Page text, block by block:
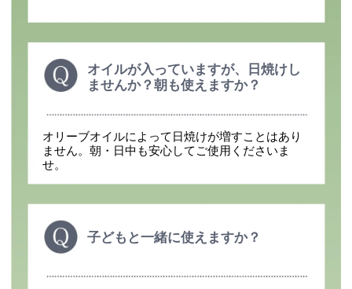
オイルが入っていますが、日焼けし
ませんか？朝も使えますか？
オリーブオイルによって日焼けが増すことはあり
ません。朝・日中も安心してご使用くださいま
せ。
子どもと一緒に使えますか？